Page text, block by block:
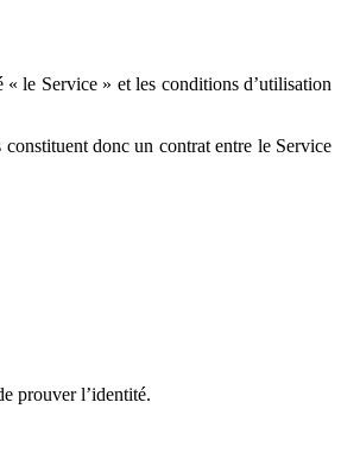
« le Service » et les conditions d’utilisation
donc un contrat entre le Service
prouver l’identité.